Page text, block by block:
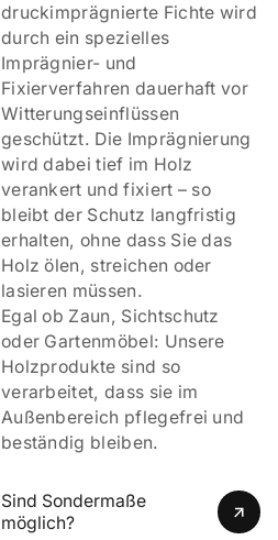
druckimprägnierte Fichte wird
durch ein spezielles
Imprägnier- und
Fixierverfahren dauerhaft vor
Witterungseinflüssen
geschützt. Die Imprägnierung
wird dabei tief im Holz
verankert und fixiert – so
bleibt der Schutz langfristig
erhalten, ohne dass Sie das
Holz ölen, streichen oder
lasieren müssen.
Egal ob Zaun, Sichtschutz
oder Gartenmöbel: Unsere
Holzprodukte sind so
verarbeitet, dass sie im
Außenbereich pflegefrei und
beständig bleiben.
Sind Sondermaße
möglich?